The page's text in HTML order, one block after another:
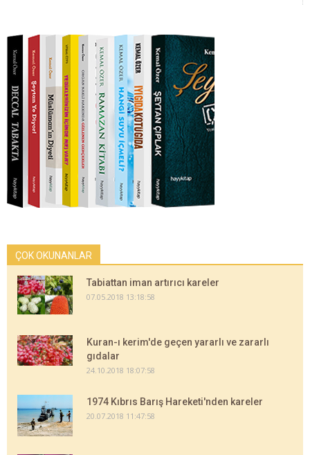
ÇOK OKUNANLAR
Tabiattan iman artırıcı kareler
07.05.2018 13:18:58
Kuran-ı kerim'de geçen yararlı ve zararlı
gıdalar
24.10.2018 18:07:58
1974 Kıbrıs Barış Hareketi'nden kareler
20.07.2018 11:47:58